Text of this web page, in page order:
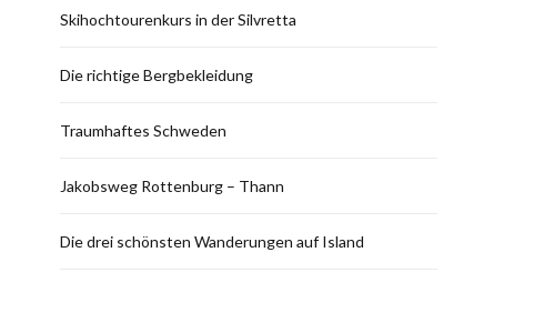
Skihochtourenkurs in der Silvretta
Die richtige Bergbekleidung
Traumhaftes Schweden
Jakobsweg Rottenburg – Thann
Die drei schönsten Wanderungen auf Island